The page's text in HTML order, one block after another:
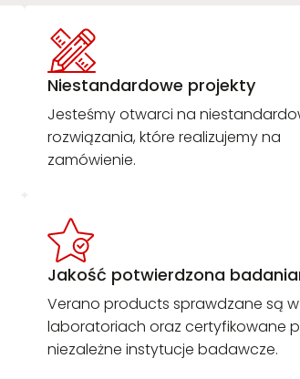
Niestandardowe projekty
Jesteśmy otwarci na
rozwiązania, które realizujemy na
zamówienie.
Jakość potwierdzona
Verano products sprawdzane są
laboratoriach oraz certyfikowane
niezależne instytucje badawcze.